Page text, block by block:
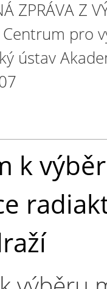
ZPRÁVA Z
pro
ústav
k